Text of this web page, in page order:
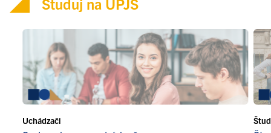
Študuj na UPJŠ
Uchádzači